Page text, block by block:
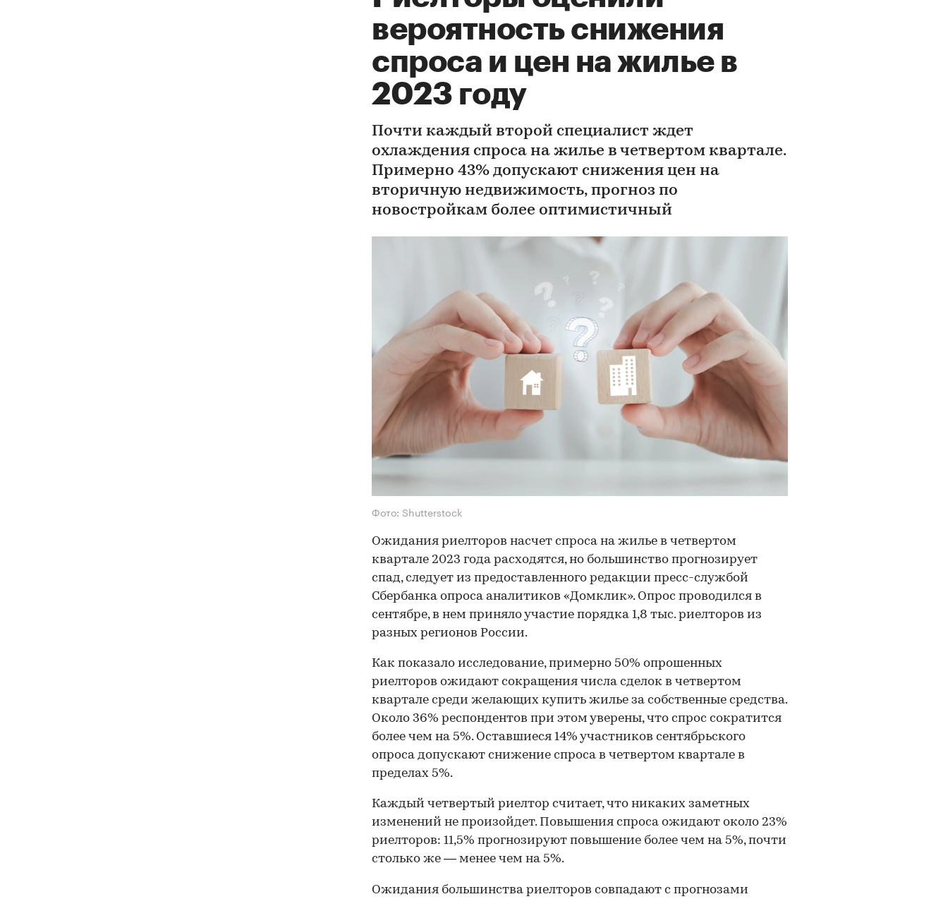
вероятность снижения
спроса и цен на жилье в
2023 году
Почти каждый второй специалист ждет
охлаждения спроса на жилье в четвертом квартале.
Примерно 43% допускают снижения цен на
вторичную недвижимость, прогноз по
новостройкам более оптимистичный
Фото: Shutterstock
Ожидания риелторов насчет спроса на жилье в четвертом
квартале 2023 года расходятся, но большинство прогнозирует
спад, следует из предоставленного редакции пресс-службой
Сбербанка опроса аналитиков «Домклик». Опрос проводился в
сентябре, в нем приняло участие порядка 1,8 тыс. риелторов из
разных регионов России.
Как показало исследование, примерно 50% опрошенных
риелторов ожидают сокращения числа сделок в четвертом
квартале среди желающих купить жилье за собственные средства.
Около 36% респондентов при этом уверены, что спрос сократится
более чем на 5%. Оставшиеся 14% участников сентябрьского
опроса допускают снижение спроса в четвертом квартале в
пределах 5%.
Каждый четвертый риелтор считает, что никаких заметных
изменений не произойдет. Повышения спроса ожидают около 23%
риелторов: 11,5% прогнозируют повышение более чем на 5%, почти
столько же — менее чем на 5%.
Ожидания большинства риелторов совпадают с прогнозами